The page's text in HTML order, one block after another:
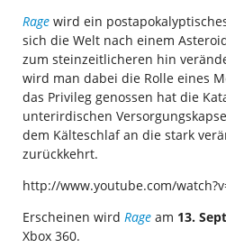
Rage wird ein
sich die Welt nach einem
zum steinzeitlicheren hin
wird man dabei die Rolle eines
das Privileg genossen hat die
unterirdischen
dem Kälteschlaf an die stark
zurückkehrt.
http://www.youtube.com/
Erscheinen wird Rage am 13.
Xbox 360.